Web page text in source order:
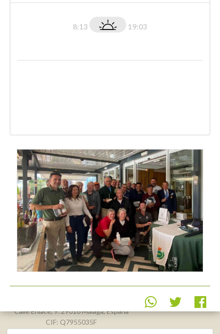
8:13 19:03
Real Federación Andaluza de
Calle Enlace, 9. 29016 Málaga, España
CIF: Q7955035F